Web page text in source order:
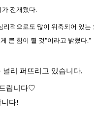
전개됐다.
적으로도 많이 위축되어 있는
큰 힘이 될 것"이라고 밝혔다."
리 퍼뜨리고 있습니다.
립니다♡
다!